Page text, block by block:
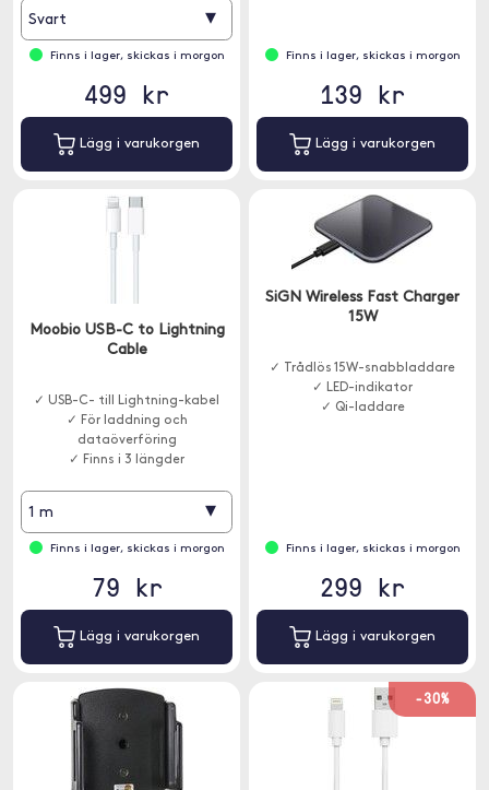
Svart ▾
Finns i lager, skickas i morgon
499 kr
Lägg i varukorgen
Finns i lager, skickas i morgon
139 kr
Lägg i varukorgen
Moobio USB-C to Lightning
Cable
✓ USB-C- till Lightning-kabel
✓ För laddning och
dataöverföring
✓ Finns i 3 längder
1 m ▾
Finns i lager, skickas i morgon
79 kr
Lägg i varukorgen
SiGN Wireless Fast Charger
15W
✓ Trådlös 15W-snabbladdare
✓ LED-indikator
✓ Qi-laddare
Finns i lager, skickas i morgon
299 kr
Lägg i varukorgen
-30%